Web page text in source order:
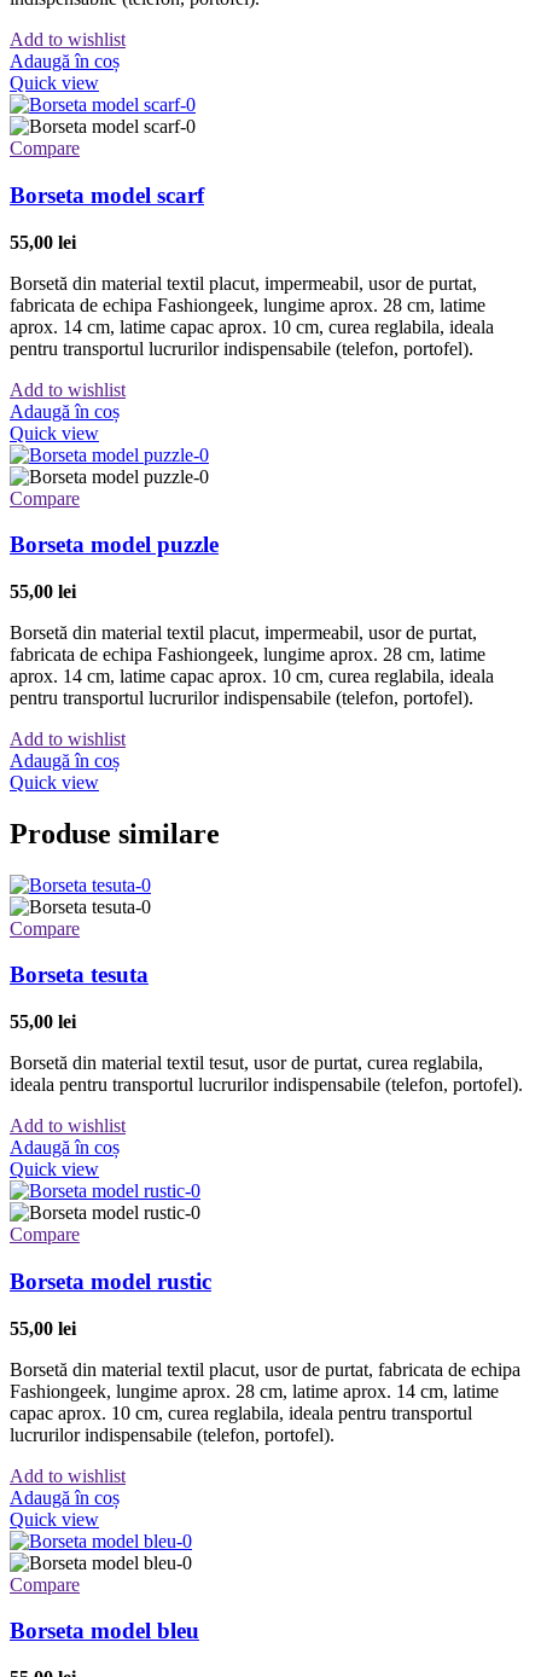
Add to wishlist
Adaugă în coș
Quick view
Compare
Borseta model scarf
55,00 lei
Borsetă din material textil placut, impermeabil, usor de purtat,
fabricata de echipa Fashiongeek, lungime aprox. 28 cm, latime
aprox. 14 cm, latime capac aprox. 10 cm, curea reglabila, ideala
pentru transportul lucrurilor indispensabile (telefon, portofel).
Add to wishlist
Adaugă în coș
Quick view
Compare
Borseta model puzzle
55,00 lei
Borsetă din material textil placut, impermeabil, usor de purtat,
fabricata de echipa Fashiongeek, lungime aprox. 28 cm, latime
aprox. 14 cm, latime capac aprox. 10 cm, curea reglabila, ideala
pentru transportul lucrurilor indispensabile (telefon, portofel).
Add to wishlist
Adaugă în coș
Quick view
Produse similare
Compare
Borseta tesuta
55,00 lei
Borsetă din material textil tesut, usor de purtat, curea reglabila,
ideala pentru transportul lucrurilor indispensabile (telefon, portofel).
Add to wishlist
Adaugă în coș
Quick view
Compare
Borseta model rustic
55,00 lei
Borsetă din material textil placut, usor de purtat, fabricata de echipa
Fashiongeek, lungime aprox. 28 cm, latime aprox. 14 cm, latime
capac aprox. 10 cm, curea reglabila, ideala pentru transportul
lucrurilor indispensabile (telefon, portofel).
Add to wishlist
Adaugă în coș
Quick view
Compare
Borseta model bleu